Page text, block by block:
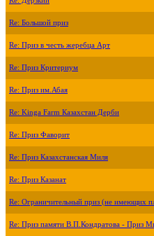
Re: Большой приз
Re: Приз в честь жеребца Арт
Re: Приз Критериум
Re: Приз им.Абая
Re: Kinga Farm Казахстан Дерби
Re: Приз Фаворит
Re: Приз Казахстанская Миля
Re: Приз Казанат
Re: Ограничительный приз (не имеющих
Re: Приз памяти В.П.Кондратова - Приз